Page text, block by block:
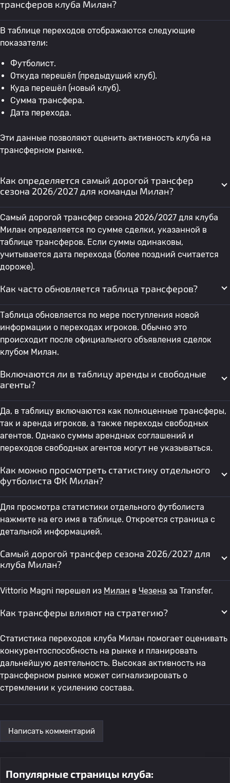
трансферов клуба Милан?
В таблице переходов отображаются следующие
показатели:
Футболист.
Откуда перешёл (предыдущий клуб).
Куда перешёл (новый клуб).
Сумма трансфера.
Дата перехода.
Эти данные позволяют оценить активность клуба на
трансферном рынке.
Как определяется самый дорогой трансфер
сезона 2026/2027 для команды Милан?
Самый дорогой трансфер сезона 2026/2027 для клуба
Милан определяется по сумме сделки, указанной в
таблице трансферов. Если суммы одинаковы,
учитывается дата перехода (более поздний считается
дороже).
Как часто обновляется таблица трансферов?
Таблица обновляется по мере поступления новой
информации о переходах игроков. Обычно это
происходит после официального объявления сделок
клубом Милан.
Включаются ли в таблицу аренды и свободные
агенты?
Да, в таблицу включаются как полноценные трансферы,
так и аренда игроков, а также переходы свободных
агентов. Однако суммы арендных соглашений и
переходов свободных агентов могут не указываться.
Как можно просмотреть статистику отдельного
футболиста ФК Милан?
Для просмотра статистики отдельного футболиста
нажмите на его имя в таблице. Откроется страница с
детальной информацией.
Самый дорогой трансфер сезона 2026/2027 для
клуба Милан?
Vittorio Magni перешел из Милан в Чезена за Transfer.
Как трансферы влияют на стратегию?
Статистика переходов клуба Милан помогает оценивать
конкурентоспособность на рынке и планировать
дальнейшую деятельность. Высокая активность на
трансферном рынке может сигнализировать о
стремлении к усилению состава.
Написать комментарий
Популярные страницы клуба: